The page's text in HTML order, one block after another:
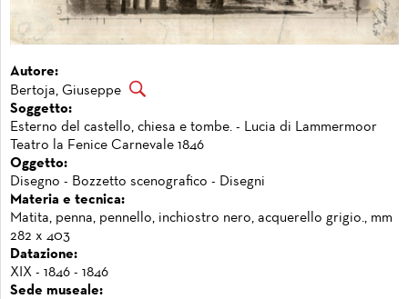
Autore:
Bertoja, Giuseppe
Soggetto:
Esterno del castello, chiesa e tombe. - Lucia di Lammermoor
Teatro la Fenice Carnevale 1846
Oggetto:
Disegno - Bozzetto scenografico - Disegni
Materia e tecnica:
Matita, penna, pennello, inchiostro nero, acquerello grigio., mm
282 x 403
Datazione:
XIX - 1846 - 1846
Sede museale: